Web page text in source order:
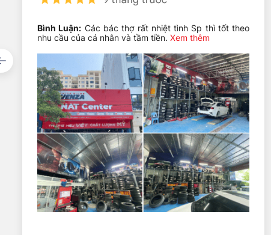
Bình Luận: Các bác thợ rất nhiệt tình Sp thì tốt theo
nhu cầu của cá nhân và tầm tiền. Xem thêm